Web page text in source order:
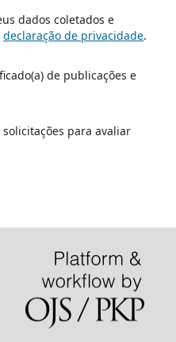
declaração de privacidade.